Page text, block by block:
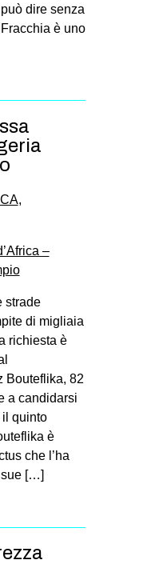
dire senza
è uno
,
strade
di migliaia
richiesta è
Bouteflika, 82
a candidarsi
il quinto
è
che l’ha
sue […]